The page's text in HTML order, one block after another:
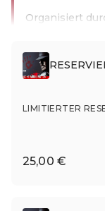
Organisiert
LIMITIERTER
25,00 €